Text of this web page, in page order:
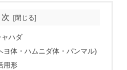
次
ャハダ
ヨ体・ハムニダ体・パンマル)
用形